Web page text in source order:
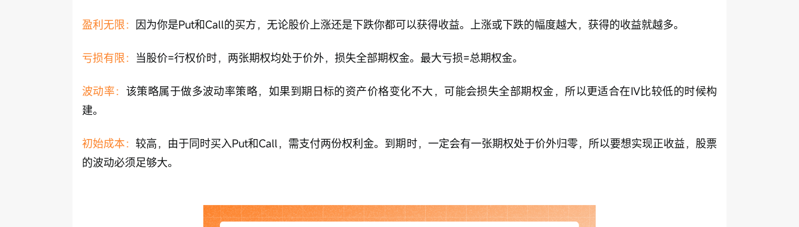
盈利无限： 因为你是Put和Call的买方，无论股价上涨还是下跌你都可以获得收益。上涨或下跌的幅度越大，获得的收益就越多。
亏损有限： 当股价=行权价时，两张期权均处于价外，损失全部期权金。最大亏损=总期权金。
波动率： 该策略属于做多波动率策略，如果到期日标的资产价格变化不大，可能会损失全部期权金，所以更适合在IV比较低的时候构
建。
初始成本：较高，由于同时买入Put和Call，需支付两份权利金。到期时，一定会有一张期权处于价外归零，所以要想实现正收益，股票
的波动必须足够大。